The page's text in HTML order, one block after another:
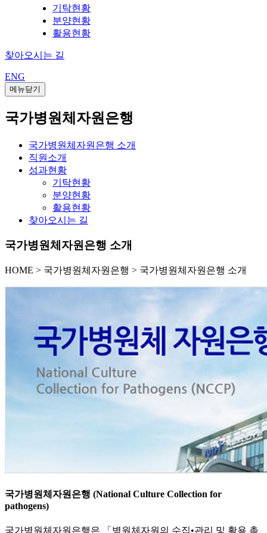
기탁현황
분양현황
활용현황
찾아오시는 길
ENG
메뉴닫기
국가병원체자원은행
국가병원체자원은행 소개
직원소개
성과현황
기탁현황
분양현황
활용현황
찾아오시는 길
국가병원체자원은행 소개
HOME > 국가병원체자원은행 > 국가병원체자원은행 소개
국가병원체자원은행 (National Culture Collection for
pathogens)
국가병원체자원은행은 「병원체자원의 수집•관리 및 활용 촉